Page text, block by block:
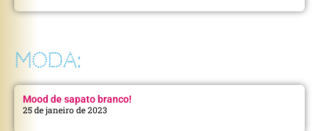
MODA:
Mood de sapato branco!
25 de janeiro de 2023